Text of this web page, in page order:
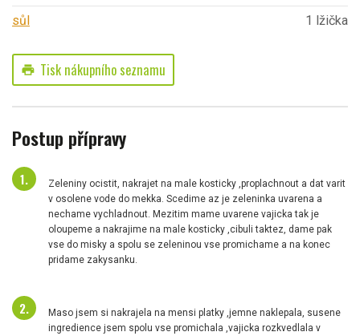
sůl
1 lžička
print Tisk nákupního seznamu
Postup přípravy
Zeleniny ocistit, nakrajet na male kosticky ,proplachnout a dat varit
v osolene vode do mekka. Scedime az je zeleninka uvarena a
nechame vychladnout. Mezitim mame uvarene vajicka tak je
oloupeme a nakrajime na male kosticky ,cibuli taktez, dame pak
vse do misky a spolu se zeleninou vse promichame a na konec
pridame zakysanku.
Maso jsem si nakrajela na mensi platky ,jemne naklepala, susene
ingredience jsem spolu vse promichala ,vajicka rozkvedlala v